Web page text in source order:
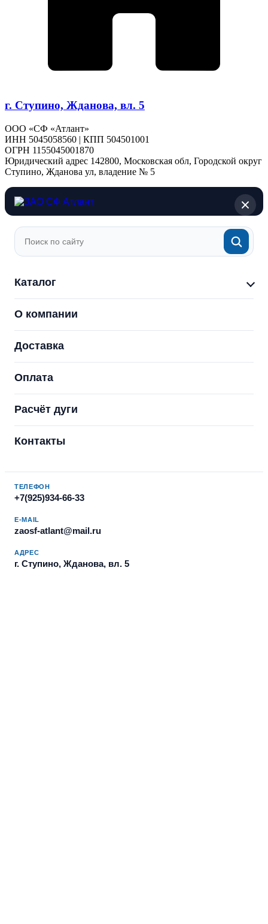
г. Ступино, Жданова, вл. 5
ООО «СФ «Атлант»
ИНН 5045058560 | КПП 504501001
ОГРН 1155045001870
Юридический адрес 142800, Московская обл, Городской округ
Ступино, Жданова ул, владение № 5
Каталог
О компании
Доставка
Оплата
Расчёт дуги
Контакты
ТЕЛЕФОН
+7(925)934-66-33
E-MAIL
zaosf-atlant@mail.ru
АДРЕС
г. Ступино, Жданова, вл. 5